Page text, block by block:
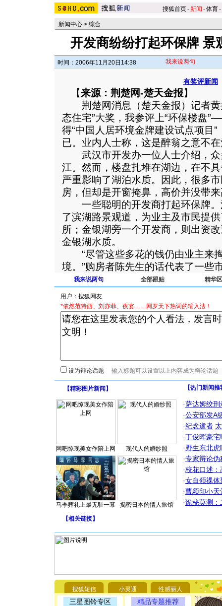
搜狐首页-新闻 -体育-
新闻中心 > 综合
开发商纷纷打起环保牌 景
时间：2006年11月20日14:38 我来说两句
有奖评新闻
【来源：荆楚网-楚天金报】
荆楚网消息（楚天金报）记者黄
态住宅”大奖，我参评上“环保楼盘
得“中国人居环境金牌建设试点项目
已。业内人士称，这是醉翁之意不
武汉市开发办一位人士介绍，众
江。然而，楼盘扎堆在湖边，在不
严重影响了湖泊水质。因此，很多
房，但却是开窗掩鼻，高价并没带
一些聪明的开发商打起环保牌。
了滨湖路景观道，为业主及市民提
所；金银湖旁一个开发商，则出资
金银湖水质。
“尽管这些多花的钱仍由业主来
境。”购房者陈先生的话代表了一些
我来说两句 全部跟贴 精华区
用户：
*依然范特西、刘亦菲、夜宴……网罗天下热词的输入法！
设为辩论话题
【精彩图片新闻 】
网吧惊现美女作陪上网 现代人的婚纱照
马季葬礼上最无耻一幕 揭密日本的情人旅馆
【热门新闻
·萨达姆绞刑
·公安部发A
·纪念逝者
·丁俊晖豪
·野生东北
·专家辩论伪
·校花口述：
·女白领祼体
·曹颖印小天
·诡秘莫测：
【相关链接】
搜狐短信 小灵通 性感丽人
三星图铃专区 精品专题推荐
你太多，
要平安！
[圣诞节]
能正大光